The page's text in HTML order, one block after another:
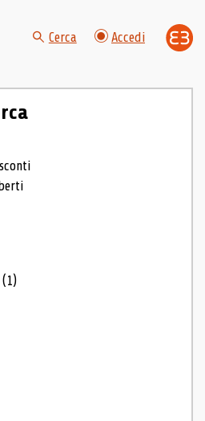
Cerca Accedi
(1)